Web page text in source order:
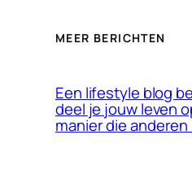
MEER BERICHTEN
Een lifestyle blog
deel je jouw leven
manier die